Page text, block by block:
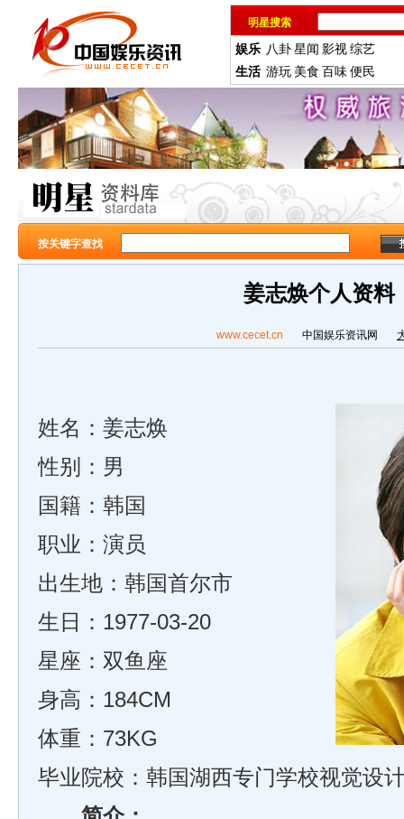
明星搜索
娱乐 八卦星闻 影视综艺
生活 游玩 美食 百味便民
按关键字查找
姜志焕个人资料
www.cecet.cn 中国娱乐资讯网
姓名：姜志焕
性别：男
国籍：韩国
职业：演员
出生地：韩国首尔市
生日：1977-03-20
星座：双鱼座
身高：184CM
体重：73KG
毕业院校：韩国湖西专门学校视觉设